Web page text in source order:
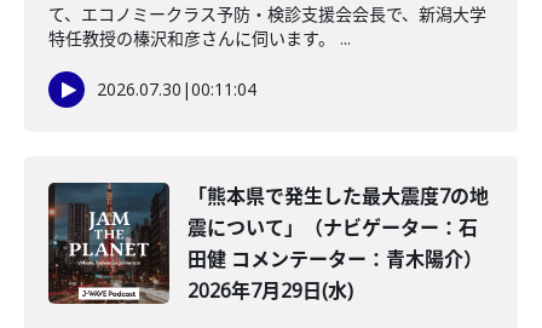
て、エコノミークラス予防・検診支援会会長で、新潟大学
特任教授の榛沢和彦さんに伺います。 ...
2026.07.30 |00:11:04
「熊本県で発生した最大震度7の地
震について」（ナビゲーター：石
田健 コメンテーター：青木陽介）
2026年7月29日(水)